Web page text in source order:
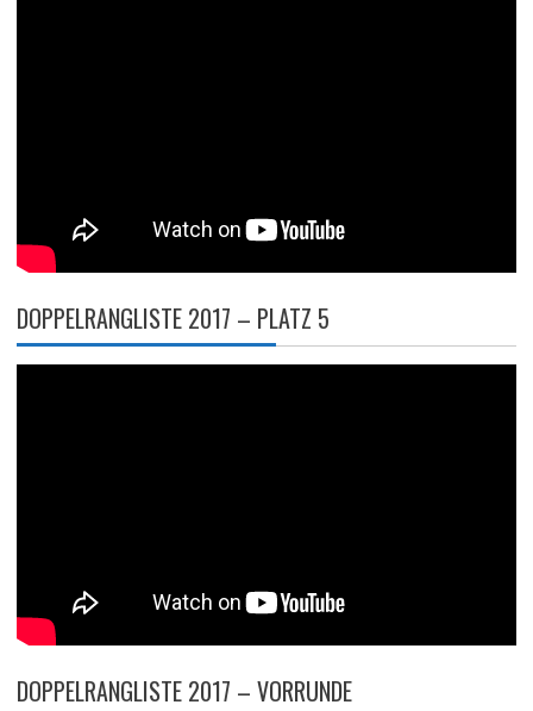
DOPPELRANGLISTE 2017 – PLATZ 5
DOPPELRANGLISTE 2017 – VORRUNDE